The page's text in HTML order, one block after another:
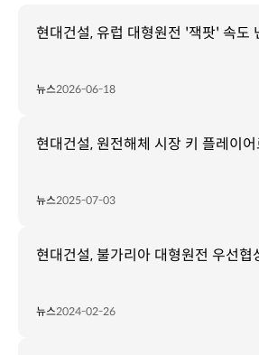
현대건설, 유럽 대형원전 '잭팟' 속도
뉴스2026-06-18
현대건설, 원전해체 시장 키 플레이
뉴스2025-07-03
현대건설, 불가리아 대형원전 우선협
뉴스2024-02-26